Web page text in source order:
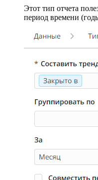
Этот тип отчета
период времени